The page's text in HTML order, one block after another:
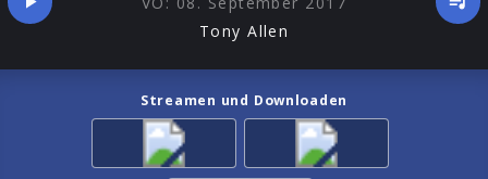
Tony Allen
Streamen und Downloaden